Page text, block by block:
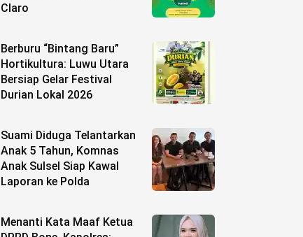
Claro
Berburu “Bintang Baru”
Hortikultura: Luwu Utara
Bersiap Gelar Festival
Durian Lokal 2026
Suami Diduga Telantarkan
Anak 5 Tahun, Komnas
Anak Sulsel Siap Kawal
Laporan ke Polda
Menanti Kata Maaf Ketua